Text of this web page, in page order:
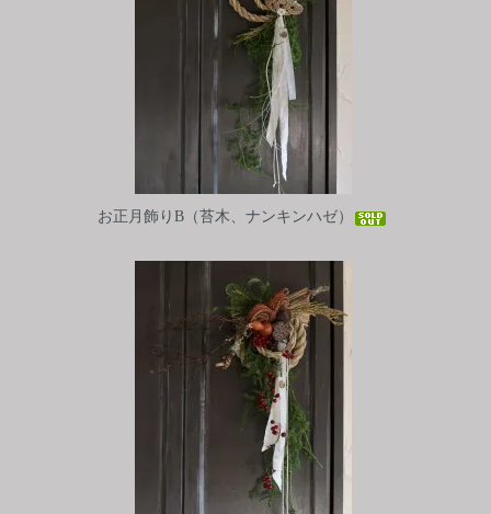
お正月飾りB（苔木、ナンキンハゼ）